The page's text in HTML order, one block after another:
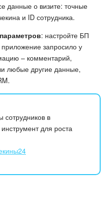
данные о визите: точные
и ID сотрудника.
: настройте БП
запросило у
– комментарий,
любые другие данные,
сотрудников в
для роста